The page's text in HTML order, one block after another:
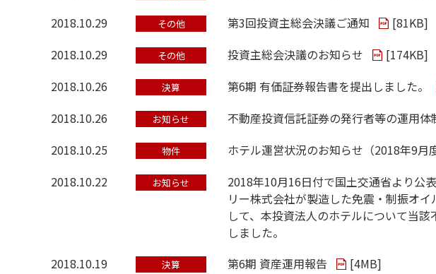
2018.10.29
その他 第3回投資主総会決議ご通知 [81KB]
2018.10.29
その他 投資主総会決議のお知らせ [174KB]
2018.10.26
決算 第6期 有価証券報告書を提出しました。
2018.10.26
お知らせ 不動産投資信託証券の発行者等の運用体
2018.10.25
物件 ホテル運営状況のお知らせ（2018年9月度
2018.10.22
お知らせ
2018年10月16日付で国土交通省より公
リー株式会社が製造した免震・制振オ
して、本投資法人のホテルについて当
しました。
2018.10.19
決算 第6期 資産運用報告 [4MB]